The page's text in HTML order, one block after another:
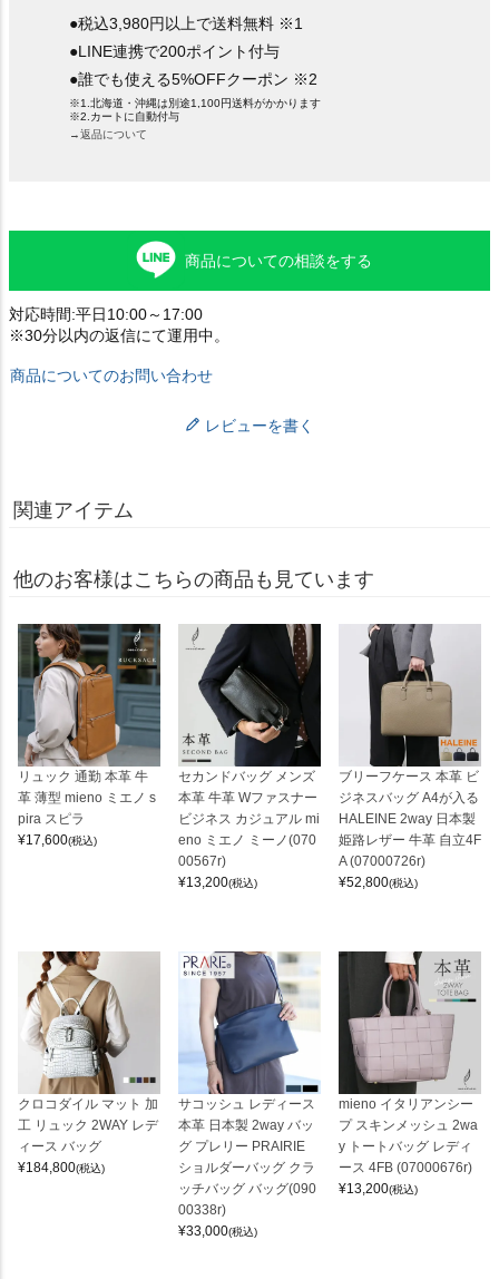
●税込3,980円以上で送料無料 ※1
●LINE連携で200ポイント付与
●誰でも使える5%OFFクーポン ※2
※1.北海道・沖縄は別途1,100円送料がかかります
※2.カートに自動付与
→返品について
商品についての相談をする
対応時間:平日10:00～17:00
※30分以内の返信にて運用中。
商品についてのお問い合わせ
レビューを書く
関連アイテム
他のお客様はこちらの商品も見ています
リュック 通勤 本革 牛
革 薄型 mieno ミエノ s
pira スピラ
¥17,600(税込)
セカンドバッグ メンズ
本革 牛革 Wファスナー
ビジネス カジュアル mi
eno ミエノ ミーノ(070
00567r)
¥13,200(税込)
ブリーフケース 本革 ビ
ジネスバッグ A4が入る
HALEINE 2way 日本製
姫路レザー 牛革 自立4F
A (07000726r)
¥52,800(税込)
クロコダイル マット 加
工 リュック 2WAY レデ
ィース バッグ
¥184,800(税込)
サコッシュ レディース
本革 日本製 2way バッ
グ プレリー PRAIRIE
ショルダーバッグ クラ
ッチバッグ バッグ(090
00338r)
¥33,000(税込)
mieno イタリアンシー
プ スキンメッシュ 2wa
y トートバッグ レディ
ース 4FB (07000676r)
¥13,200(税込)